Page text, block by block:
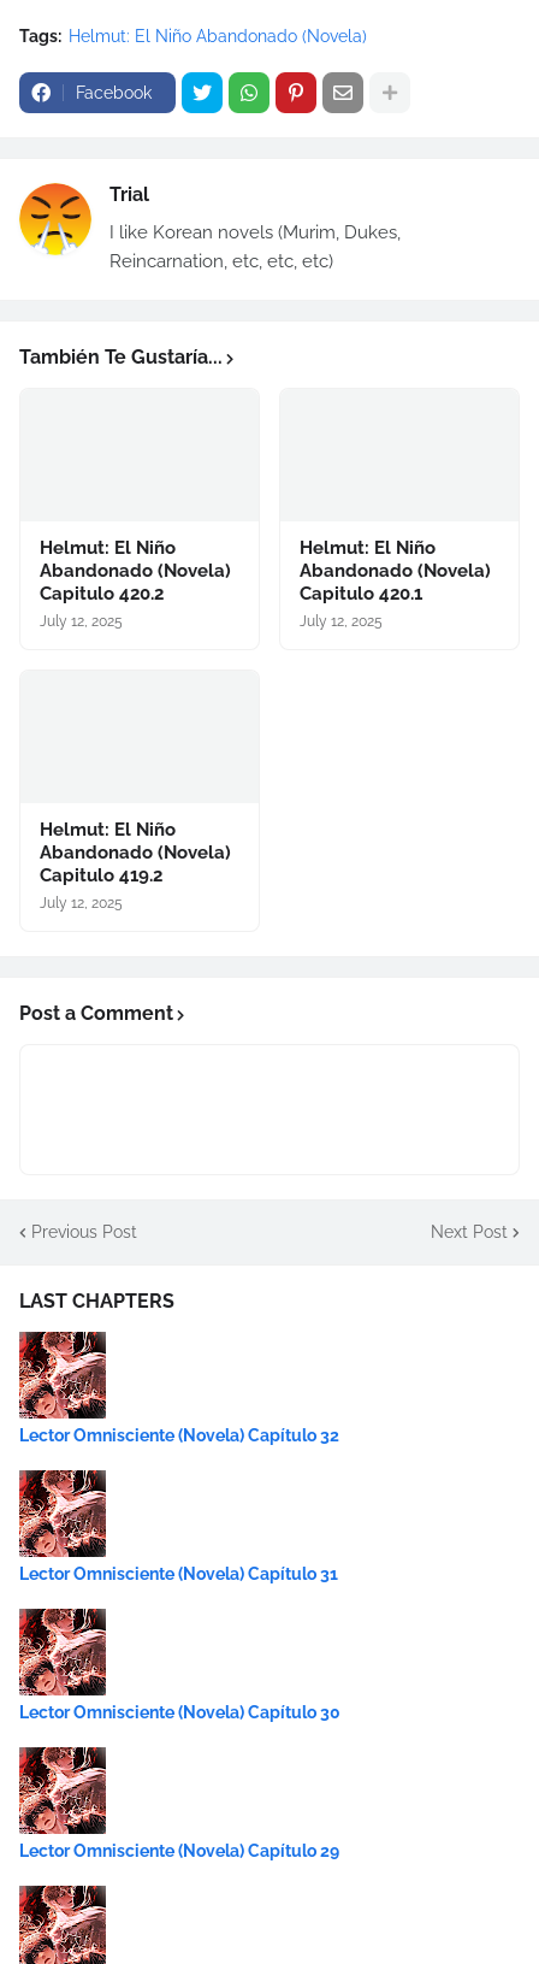
Tags: Helmut: El Niño Abandonado (Novela)
Facebook
Trial
I like Korean novels (Murim, Dukes,
Reincarnation, etc, etc, etc)
También Te Gustaría...
Helmut: El Niño
Abandonado (Novela)
Capitulo 420.2
July 12, 2025
Helmut: El Niño
Abandonado (Novela)
Capitulo 420.1
July 12, 2025
Helmut: El Niño
Abandonado (Novela)
Capitulo 419.2
July 12, 2025
Post a Comment
Previous Post Next Post
LAST CHAPTERS
Lector Omnisciente (Novela) Capítulo 32
Lector Omnisciente (Novela) Capítulo 31
Lector Omnisciente (Novela) Capítulo 30
Lector Omnisciente (Novela) Capítulo 29